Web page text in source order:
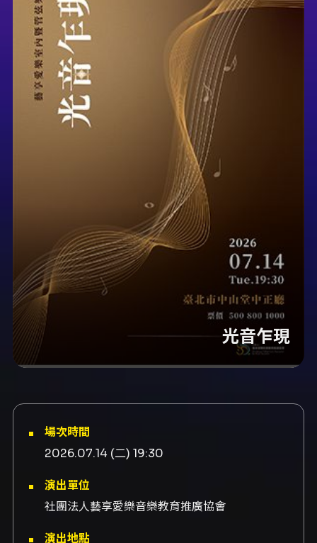
光音乍現
場次時間
2026.07.14 (二) 19:30
演出單位
社團法人藝享愛樂音樂教育推廣協會
演出地點